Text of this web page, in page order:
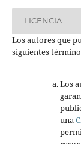
LICENCIA
Los autores que
siguientes
Los
una